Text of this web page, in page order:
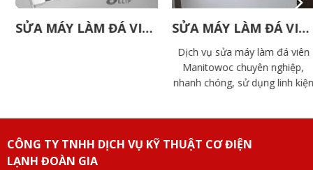
SỬA MÁY LÀM ĐÁ VIÊN ELIP SỬA MÁY LÀM ĐÁ VIÊN MANITOWOC
Dịch vụ sửa máy làm đá viên
Manitowoc chuyên nghiệp,
nhanh chóng, sử dụng linh kiện
CÔNG TY TNHH DỊCH VỤ KỸ THUẬT CƠ ĐIỆN
LẠNH ĐOÀN GIA